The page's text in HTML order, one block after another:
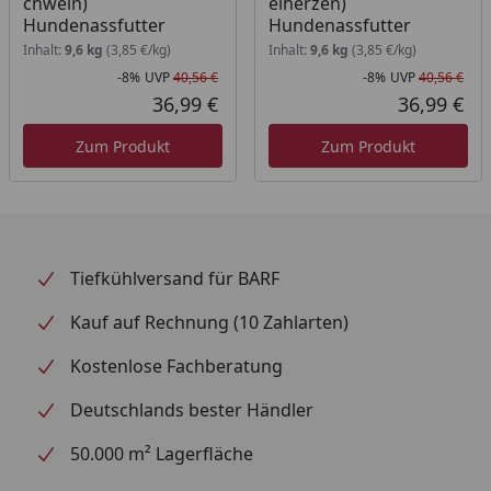
Omega-3
Schnittfest
Getreidefrei, Sojafrei
Alleinfuttermittel
ohne tierische Nebenerzeugnisse
Gewicht des Hundes:
- 8 kg: ca. 400g / Tag,
Hundenassfutter
Inhalt: 9,6 kg (3,85 €/kg)
Rabatt in Prozent
-8%
Ursprünglicher Preis
UVP40,56 €
Aktueller Preis
36,99 €
Zum Produkt
Hundenassfutter
Inhalt: 9,6 kg (3,85 €/kg)
-8% UVP40,56 €
36,99 €
Zum Produkt
Tiefkühlversand für BARF
Kauf auf Rechnung (10 Zahlarten)
Kostenlose Fachberatung
Deutschlands bester Händler
50.000 m² Lagerfläche